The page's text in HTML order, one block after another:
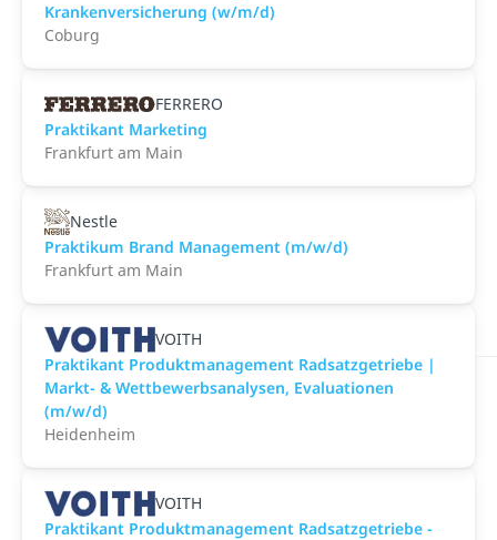
Krankenversicherung (w/m/d)
Coburg
FERRERO
Praktikant Marketing
Frankfurt am Main
Nestle
Praktikum Brand Management (m/w/d)
Frankfurt am Main
VOITH
Praktikant Produktmanagement Radsatzgetriebe |
Markt- & Wettbewerbsanalysen, Evaluationen
(m/w/d)
Heidenheim
VOITH
Praktikant Produktmanagement Radsatzgetriebe -